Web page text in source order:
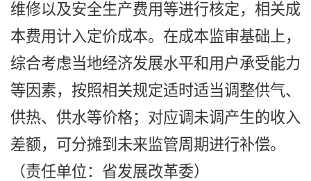
维修以及安全生产费用等进行核定，相关成
本费用计入定价成本。在成本监审基础上，
综合考虑当地经济发展水平和用户承受能力
等因素，按照相关规定适时适当调整供气、
供热、供水等价格；对应调未调产生的收入
差额，可分摊到未来监管周期进行补偿。
（责任单位：省发展改革委）